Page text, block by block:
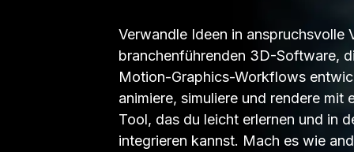
Verwandle Ideen in anspruchsvolle
branchenführenden 3D-Software,
Motion-Graphics-Workflows
animiere, simuliere und rendere mit
Tool, das du leicht erlernen und in
integrieren kannst. Mach es wie